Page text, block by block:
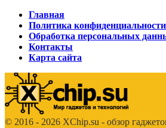
Главная
Политика конфиденциальности
Обработка персональных
Контакты
Карта сайта
© 2016 - 2026 XChip.su - обзор